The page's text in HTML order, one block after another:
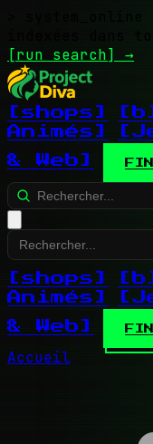
indexées dans
[run search] →
[shops]
Animés]
& Web]
[shops]
Animés]
& Web]
Accueil